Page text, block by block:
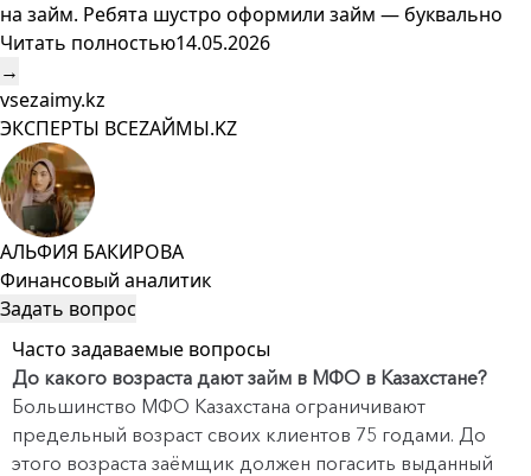
на займ. Ребята шустро оформили займ — буквально
Читать полностью14.05.2026
→
vsezaimy.kz
ЭКСПЕРТЫ ВСЕZAЙМЫ.KZ
АЛЬФИЯ БАКИРОВА
Финансовый аналитик
Задать вопрос
Часто задаваемые вопросы
До какого возраста дают займ в МФО в Казахстане?
Большинство МФО Казахстана ограничивают
предельный возраст своих клиентов 75 годами. До
этого возраста заёмщик должен погасить выданный